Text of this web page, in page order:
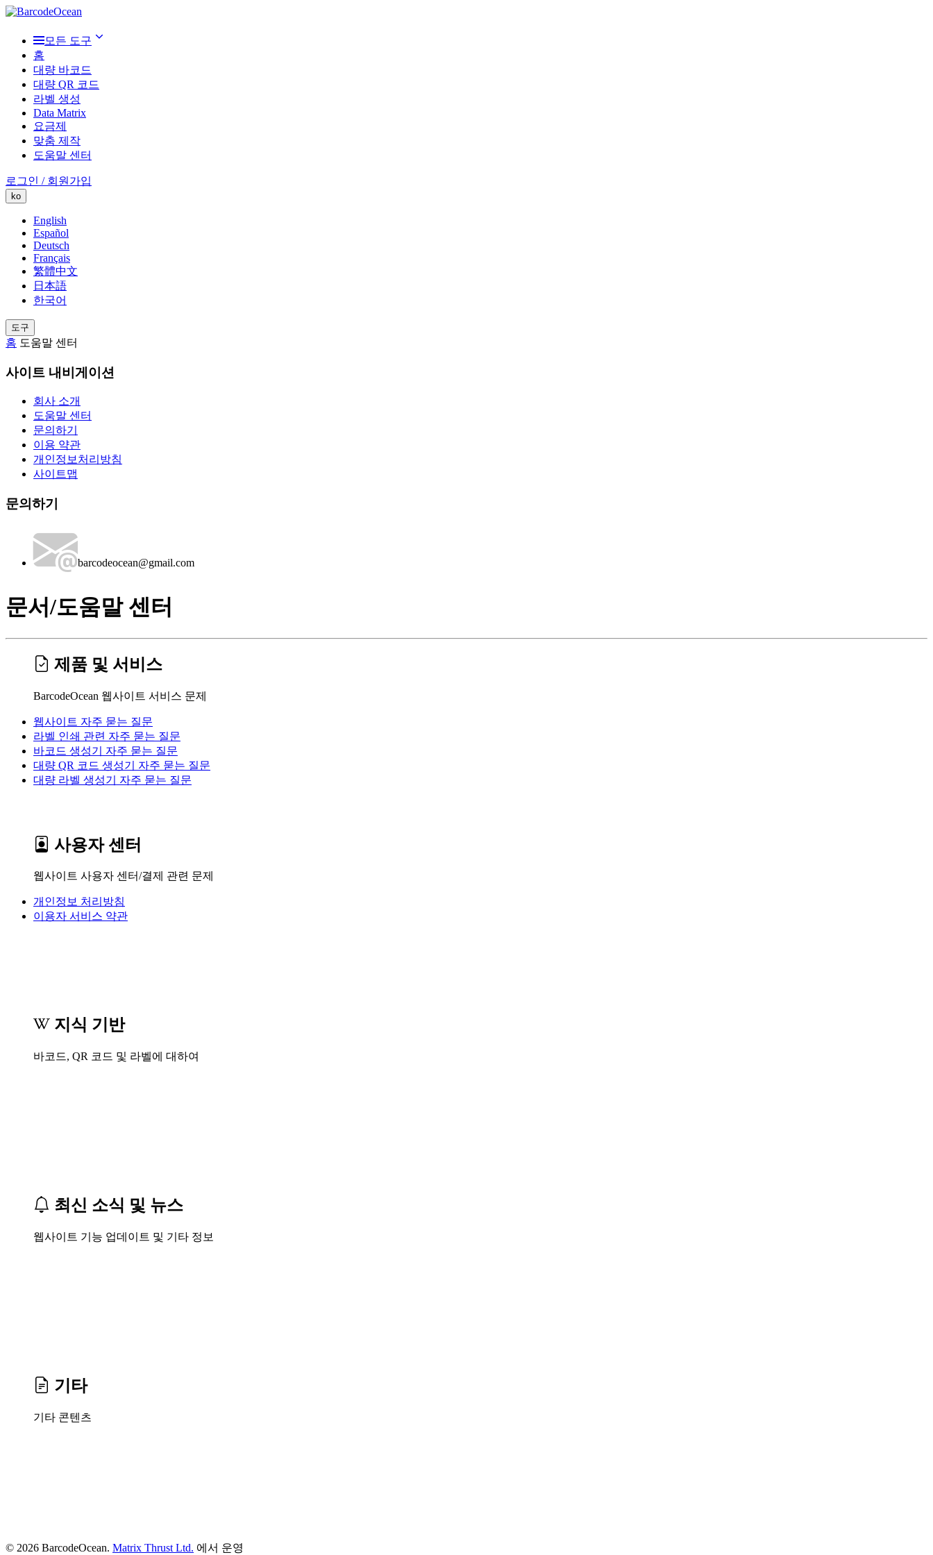
모든 도구
홈
대량 바코드
대량 QR 코드
라벨 생성
Data Matrix
요금제
맞춤 제작
도움말 센터
로그인 / 회원가입
ko
English
Español
Deutsch
Français
繁體中文
日本語
한국어
도구
홈 도움말 센터
사이트 내비게이션
회사 소개
도움말 센터
문의하기
이용 약관
개인정보처리방침
사이트맵
문의하기
barcodeocean@gmail.com
문서/도움말 센터
제품 및 서비스
BarcodeOcean 웹사이트 서비스 문제
웹사이트 자주 묻는 질문
라벨 인쇄 관련 자주 묻는 질문
바코드 생성기 자주 묻는 질문
대량 QR 코드 생성기 자주 묻는 질문
대량 라벨 생성기 자주 묻는 질문
사용자 센터
웹사이트 사용자 센터/결제 관련 문제
개인정보 처리방침
이용자 서비스 약관
지식 기반
바코드, QR 코드 및 라벨에 대하여
최신 소식 및 뉴스
웹사이트 기능 업데이트 및 기타 정보
기타
기타 콘텐츠
© 2026 BarcodeOcean. Matrix Thrust Ltd. 에서 운영